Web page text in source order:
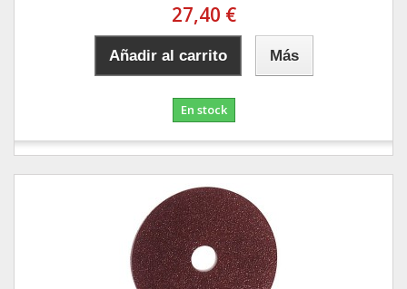
27,40 €
Añadir al carrito Más
En stock